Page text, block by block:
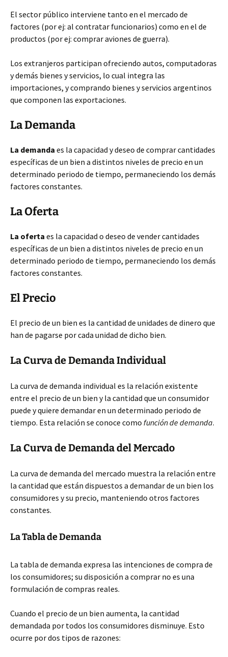
El sector público interviene tanto en el mercado de
factores (por ej: al contratar funcionarios) como en el de
productos (por ej: comprar aviones de guerra).
Los extranjeros participan ofreciendo autos, computadoras
y demás bienes y servicios, lo cual integra las
importaciones, y comprando bienes y servicios argentinos
que componen las exportaciones.
La Demanda
La demanda es la capacidad y deseo de comprar cantidades
específicas de un bien a distintos niveles de precio en un
determinado periodo de tiempo, permaneciendo los demás
factores constantes.
La Oferta
La oferta es la capacidad o deseo de vender cantidades
específicas de un bien a distintos niveles de precio en un
determinado periodo de tiempo, permaneciendo los demás
factores constantes.
El Precio
El precio de un bien es la cantidad de unidades de dinero que
han de pagarse por cada unidad de dicho bien.
La Curva de Demanda Individual
La curva de demanda individual es la relación existente
entre el precio de un bien y la cantidad que un consumidor
puede y quiere demandar en un determinado periodo de
tiempo. Esta relación se conoce como función de demanda.
La Curva de Demanda del Mercado
La curva de demanda del mercado muestra la relación entre
la cantidad que están dispuestos a demandar de un bien los
consumidores y su precio, manteniendo otros factores
constantes.
La Tabla de Demanda
La tabla de demanda expresa las intenciones de compra de
los consumidores; su disposición a comprar no es una
formulación de compras reales.
Cuando el precio de un bien aumenta, la cantidad
demandada por todos los consumidores disminuye. Esto
ocurre por dos tipos de razones: